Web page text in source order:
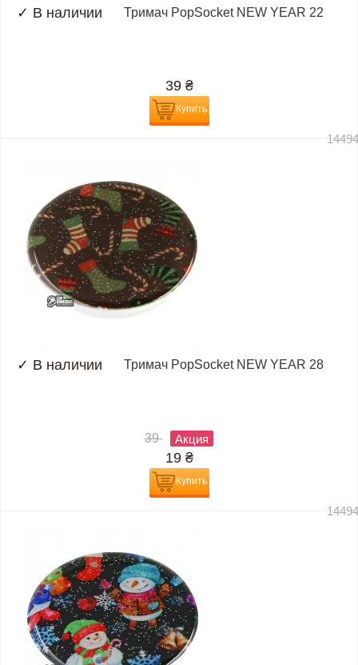
✓ В наличии Тримач PopSocket NEW YEAR 22
39 ₴
Купить
✓ В наличии Тримач PopSocket NEW YEAR 28
39 Акция
19 ₴
Купить